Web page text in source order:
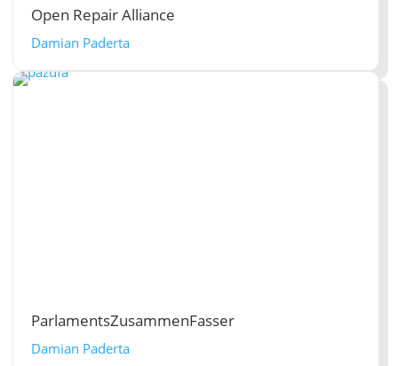
Open Repair Alliance
Damian Paderta
ParlamentsZusammenFasser
Damian Paderta